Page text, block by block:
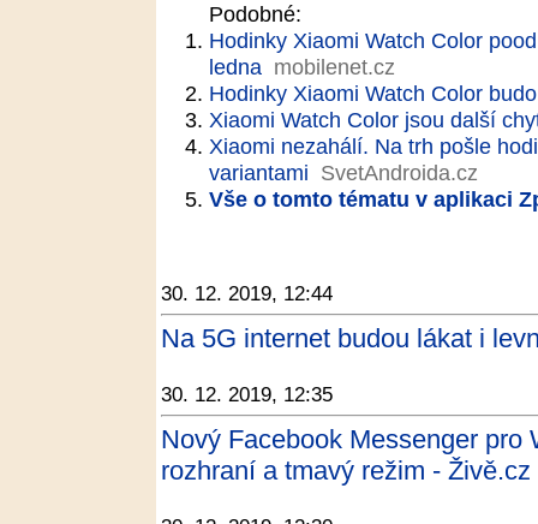
Podobné:
Hodinky Xiaomi Watch Color
ledna mobilenet.cz
Hodinky Xiaomi Watch Color
Xiaomi Watch Color jsou další
Xiaomi nezahálí. Na trh pošle
variantami SvetAndroida.cz
Vše o tomto tématu v aplikaci
30. 12. 2019, 12:44
Na 5G internet budou lákat i
30. 12. 2019, 12:35
Nový Facebook Messenger
rozhraní a tmavý režim - Živě.cz